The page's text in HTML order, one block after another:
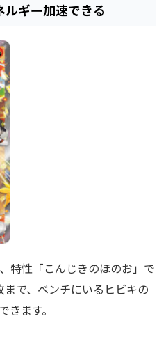
ギー加速できる
特性「こんじきのほのお」で
で、ベンチにいるヒビキの
ます。